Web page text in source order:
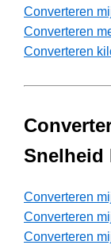
Converteren
Converteren
Converteren
Snelheid
Converteren
Converteren
Converteren